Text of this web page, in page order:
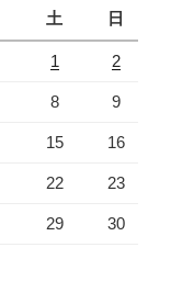
土 日
1 2
8 9
15 16
22 23
29 30